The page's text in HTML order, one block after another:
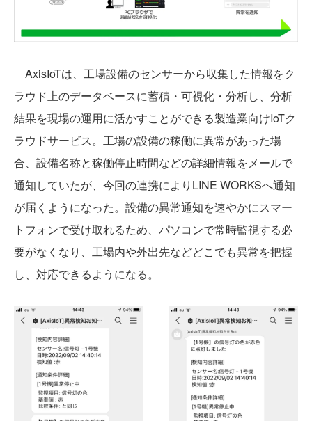
AxisIoTは、工場設備のセンサーから収集した情報をク
ラウド上のデータベースに蓄積・可視化・分析し、分析
結果を現場の運用に活かすことができる製造業向けIoTク
ラウドサービス。工場の設備の稼働に異常があった場
合、設備名称と稼働停止時間などの詳細情報をメールで
通知していたが、今回の連携によりLINE WORKSへ通知
が届くようになった。設備の異常通知を速やかにスマー
トフォンで受け取れるため、パソコンで常時監視する必
要がなくなり、工場内や外出先などどこでも異常を把握
し、対応できるようになる。